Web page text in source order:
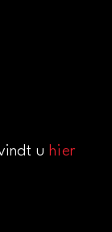
uhier